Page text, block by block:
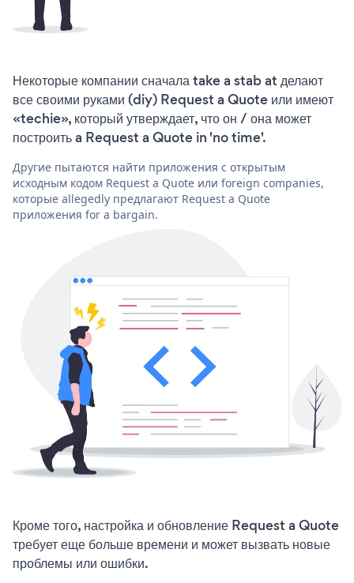
Некоторые компании сначала take a stab at делают
все своими руками (diy) Request a Quote или имеют
«techie», который утверждает, что он / она может
построить a Request a Quote in 'no time'.
Другие пытаются найти приложения с открытым
исходным кодом Request a Quote или foreign companies,
которые allegedly предлагают Request a Quote
приложения for a bargain.
Кроме того, настройка и обновление Request a Quote
требует еще больше времени и может вызвать новые
проблемы или ошибки.